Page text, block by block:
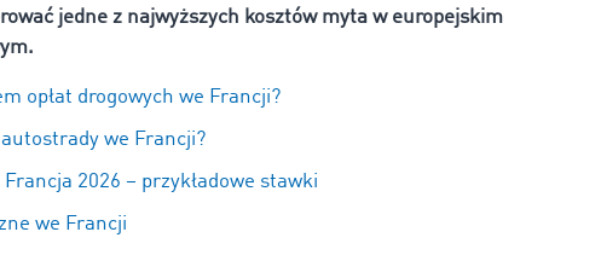
jedne z najwyższych kosztów myta w europejskim
opłat drogowych we Francji?
autostrady we Francji?
Francja 2026 – przykładowe stawki
we Francji